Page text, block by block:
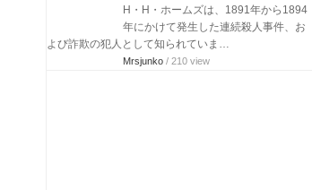
H・H・ホームズは、1891年から1894
年にかけて発生した連続殺人事件、お
よび詐欺の犯人として知られていま…
Mrsjunko / 210 view